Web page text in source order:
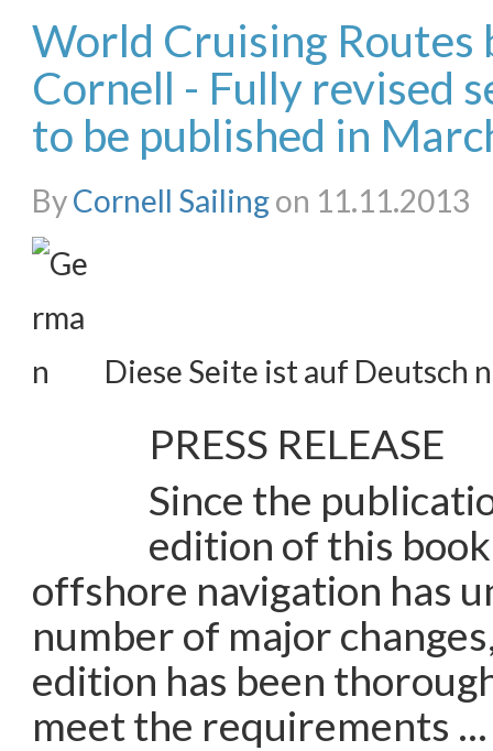
World Cruising Routes
Cornell - Fully revised
to be published in
ByCornell Sailingon 11.11.2013
Diese Seite ist auf Deutsch
PRESS RELEASE
Since the
edition of this
offshore navigation has
number of major
edition has been
meet the requirements …